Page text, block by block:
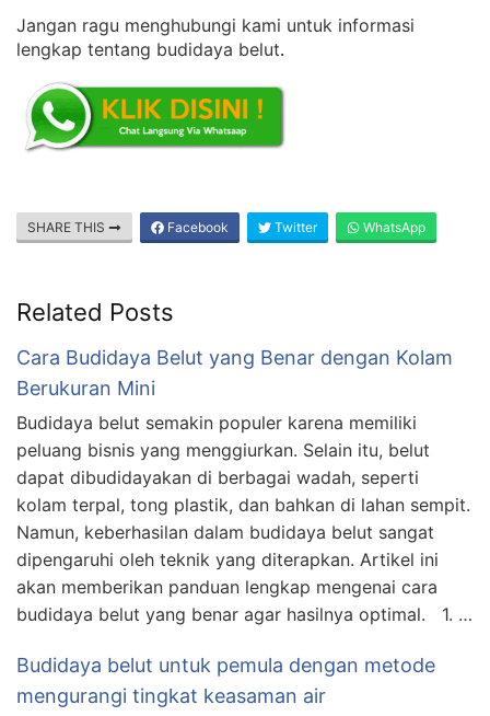
Jangan ragu menghubungi kami untuk informasi
lengkap tentang budidaya belut.
SHARE THIS Facebook Twitter WhatsApp
Related Posts
Cara Budidaya Belut yang Benar dengan Kolam
Berukuran Mini
Budidaya belut semakin populer karena memiliki
peluang bisnis yang menggiurkan. Selain itu, belut
dapat dibudidayakan di berbagai wadah, seperti
kolam terpal, tong plastik, dan bahkan di lahan sempit.
Namun, keberhasilan dalam budidaya belut sangat
dipengaruhi oleh teknik yang diterapkan. Artikel ini
akan memberikan panduan lengkap mengenai cara
budidaya belut yang benar agar hasilnya optimal. 1. …
Budidaya belut untuk pemula dengan metode
mengurangi tingkat keasaman air